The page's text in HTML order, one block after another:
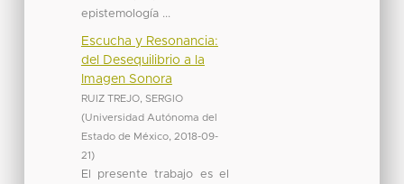
epistemología ...
Escucha y Resonancia:
del Desequilibrio a la
Imagen Sonora
RUIZ TREJO, SERGIO
(Universidad Autónoma del
Estado de México, 2018-09-
21)
El presente trabajo es el